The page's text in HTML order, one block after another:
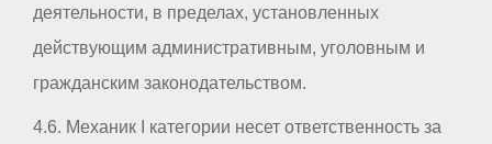
деятельности, в пределах, установленных
действующим административным, уголовным и
гражданским законодательством.
4.6. Механик I категории несет ответственность за